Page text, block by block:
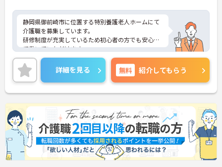
静岡県御前崎市に位置する特別養護老人ホームにて
介護職を募集しています。
研修制度が充実しているため初心者の方でも安心し
て働いていただけます。
また、持ち上げない介護を実践しており、利用者の
安全と介護者の負担軽減を目指しております。
年間休日125日も嬉しいポイント！ライフワークバ
ランス重視の方にもおすすめです。
ご興味をお持ちの方には詳細の情報や面接のポイン
トをお伝えしますのでお気軽にお問い合わせくださ
いませ。
詳細を見る 無料 紹介してもらう